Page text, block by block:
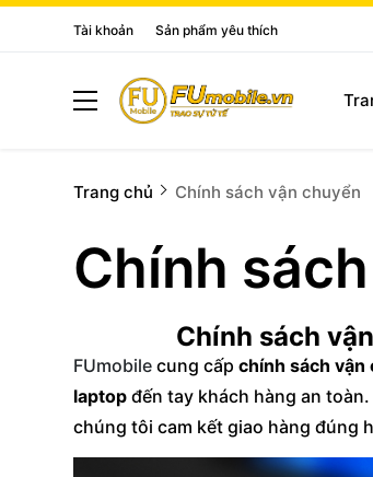
Tài khoản Sản phẩm yêu thích
Trang chủ Chính sách vận chuyển
Chính
Chính sách
FUmobile cung cấp chính sách vận
laptop đến tay khách hàng an
chúng tôi cam kết giao hàng đúng